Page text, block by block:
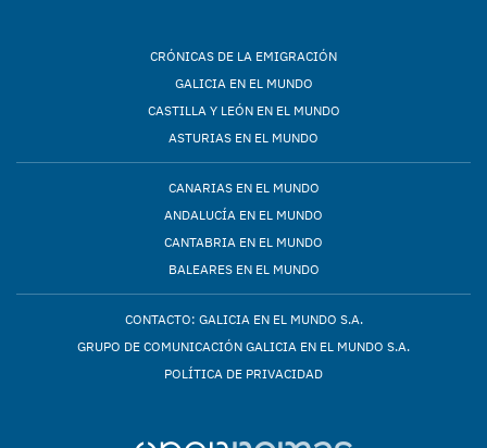
CRÓNICAS DE LA EMIGRACIÓN
GALICIA EN EL MUNDO
CASTILLA Y LEÓN EN EL MUNDO
ASTURIAS EN EL MUNDO
CANARIAS EN EL MUNDO
ANDALUCÍA EN EL MUNDO
CANTABRIA EN EL MUNDO
BALEARES EN EL MUNDO
CONTACTO: GALICIA EN EL MUNDO S.A.
GRUPO DE COMUNICACIÓN GALICIA EN EL MUNDO S.A.
POLÍTICA DE PRIVACIDAD